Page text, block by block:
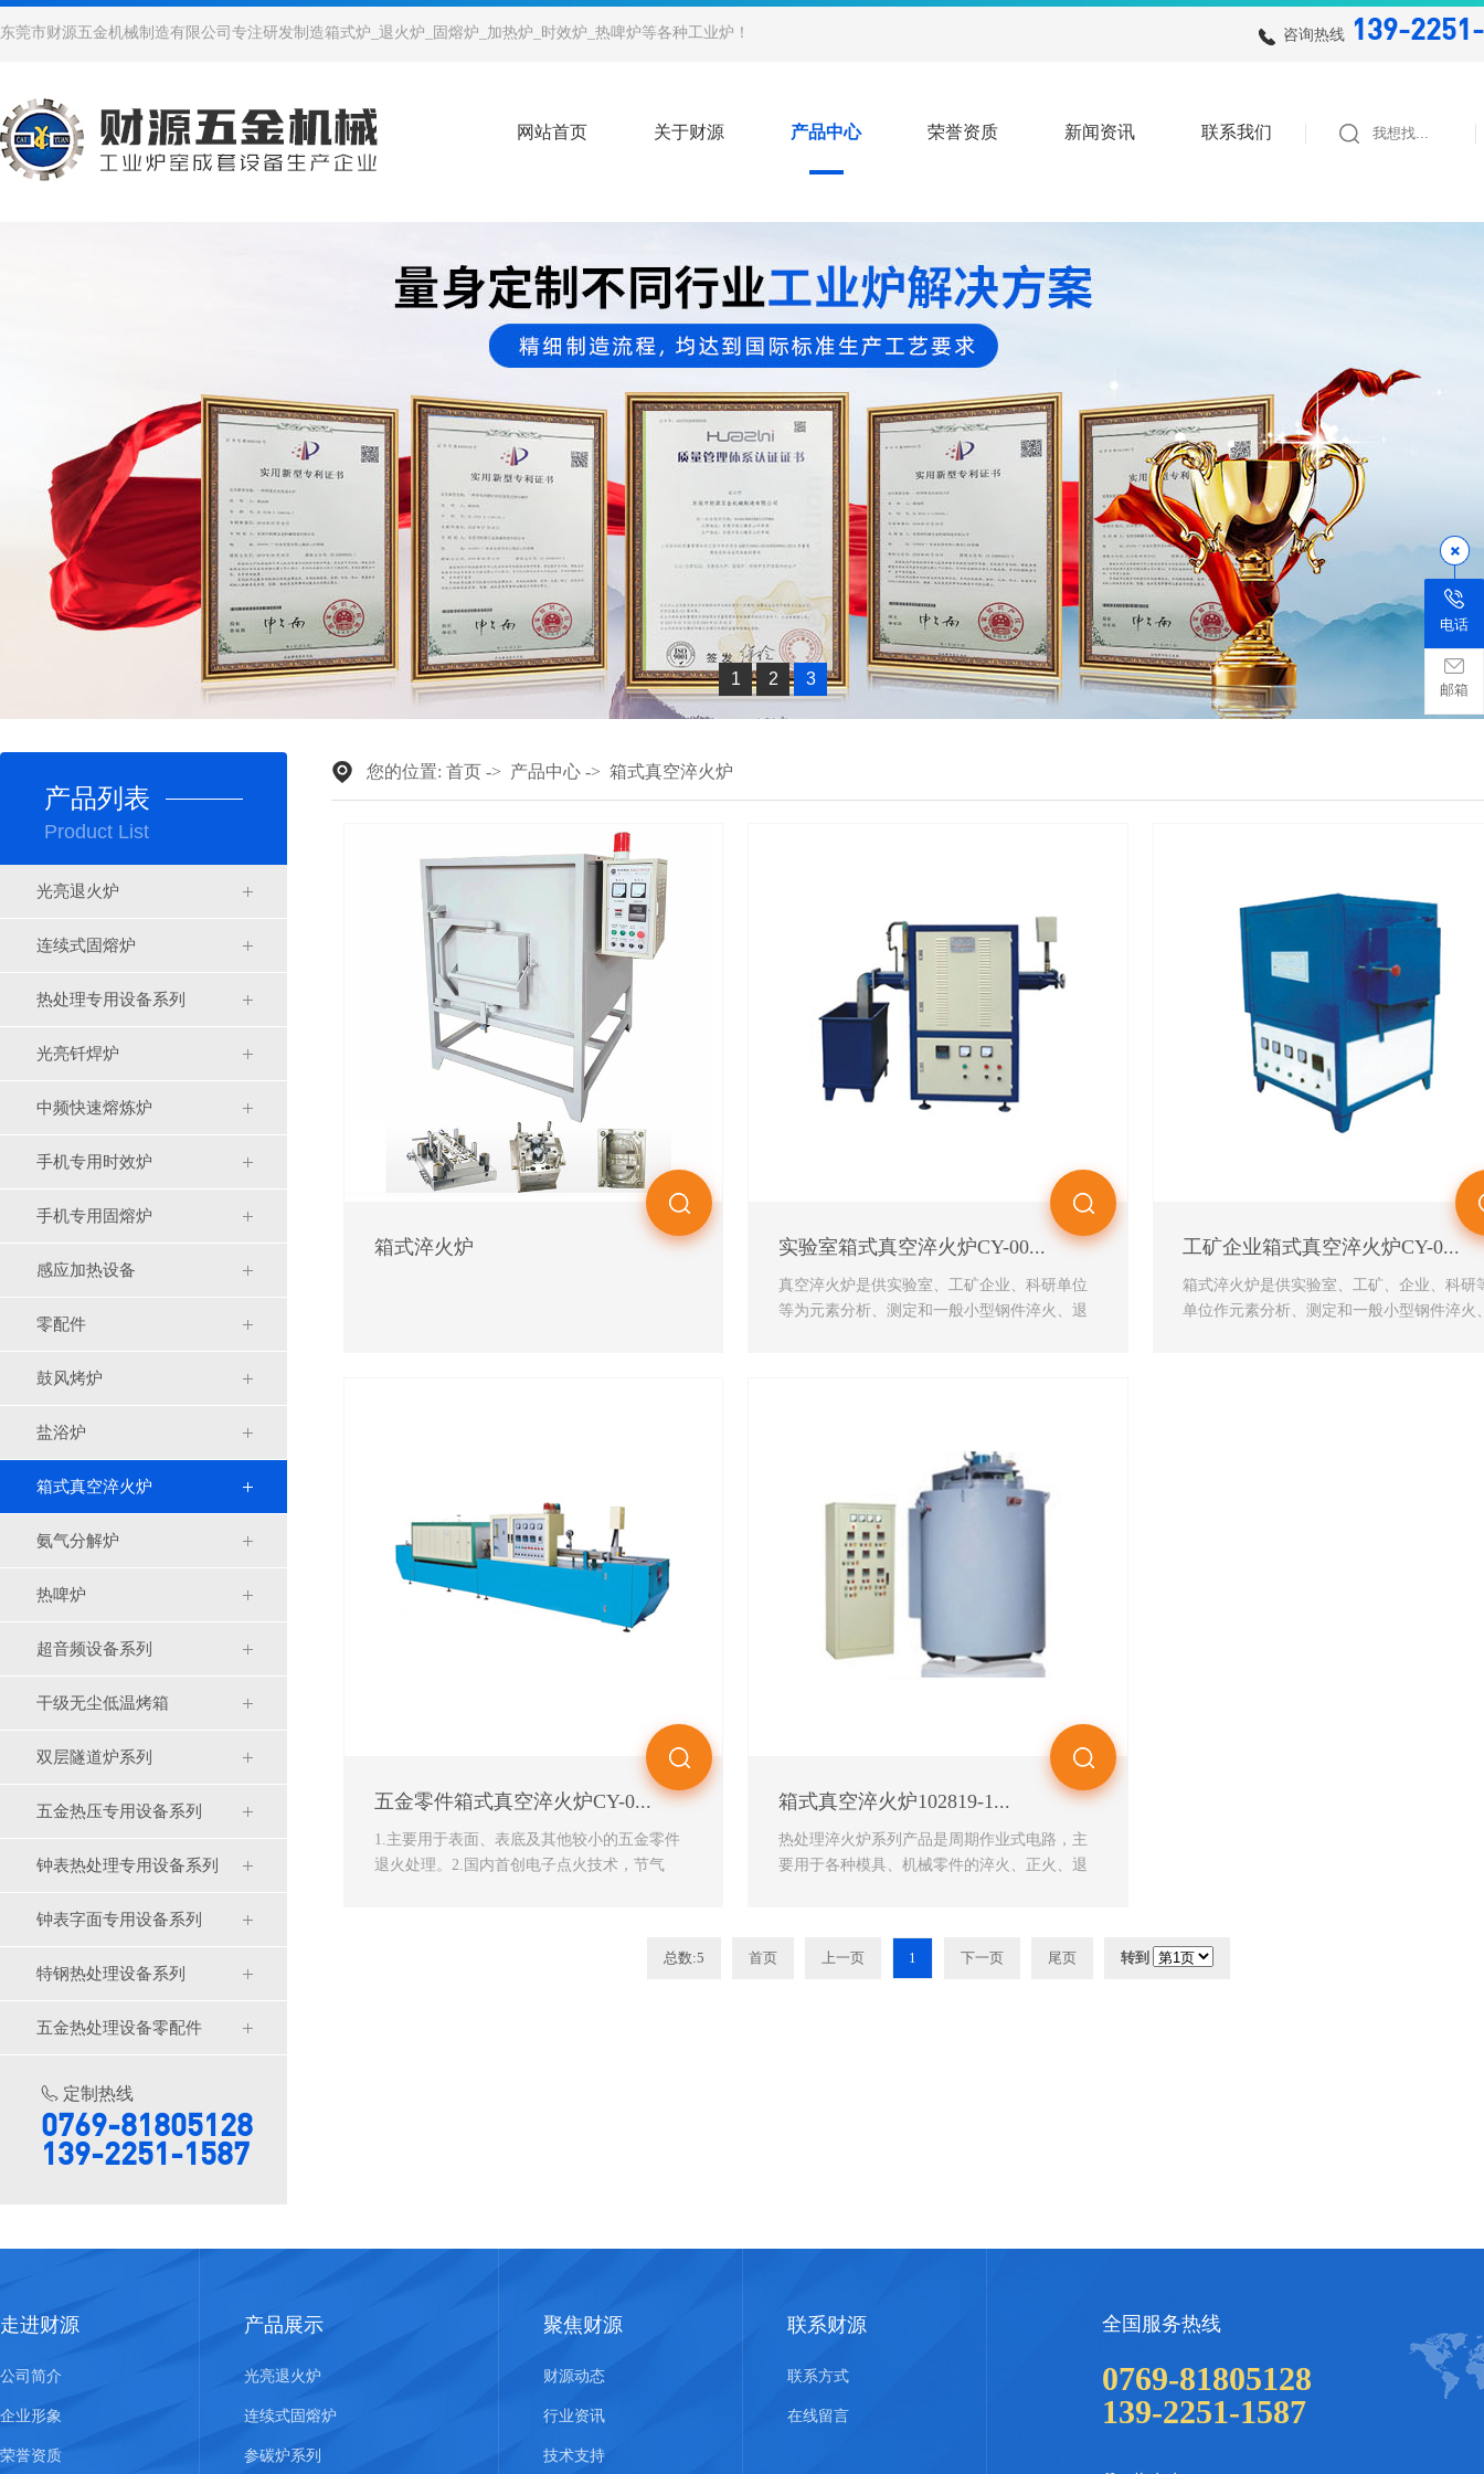
东莞市财源五金机械制造有限公司专注研发制造箱式炉_退火炉_固熔炉_加热炉_时效炉_热啤炉等各种工业炉！ 咨询热线 139-
网站首页 关于财源 产品中心 荣誉资质 新闻资讯 联系我们
1 2 3
产品列表
Product List
光亮退火炉
连续式固熔炉
热处理专用设备系列
光亮钎焊炉
中频快速熔炼炉
手机专用时效炉
手机专用固熔炉
感应加热设备
零配件
鼓风烤炉
盐浴炉
箱式真空淬火炉
氨气分解炉
热啤炉
超音频设备系列
干级无尘低温烤箱
双层隧道炉系列
五金热压专用设备系列
钟表热处理专用设备系列
钟表字面专用设备系列
特钢热处理设备系列
五金热处理设备零配件
定制热线
0769-81805128
139-2251-1587
您的位置: 首页 -> 产品中心 -> 箱式真空淬火炉
箱式淬火炉 实验室箱式真空淬火炉CY-00...
真空淬火炉是供实验室、工矿企业、科研单位
等为元素分析、测定和一般小型钢件淬火、退
工矿企业箱式真空淬火炉CY-0...
箱式淬火炉是供实验室、工矿、企业、科研
单位作元素分析、测定和一般小型钢件淬火
五金零件箱式真空淬火炉CY-0...
1.主要用于表面、表底及其他较小的五金零件
退火处理。2.国内首创电子点火技术，节气
箱式真空淬火炉102819-1...
热处理淬火炉系列产品是周期作业式电路，主
要用于各种模具、机械零件的淬火、正火、退
总数:5 首页 上一页 1 下一页 尾页 转到
走进财源
公司简介
企业形象
荣誉资质
产品展示
光亮退火炉
连续式固熔炉
参碳炉系列
聚焦财源
财源动态
行业资讯
技术支持
联系财源
联系方式
在线留言
全国服务热线
0769-81805128
139-2251-1587
电话
邮箱